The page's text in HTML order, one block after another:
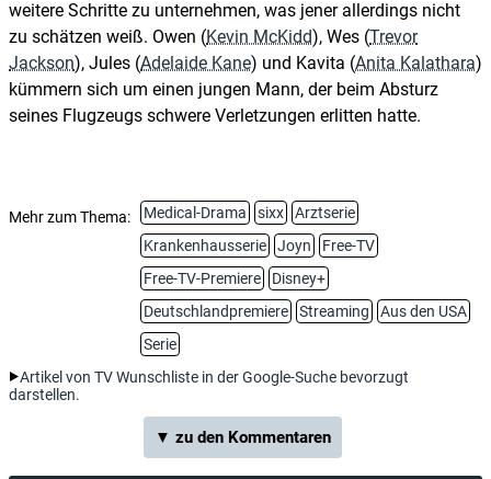
weitere Schritte zu unternehmen, was jener allerdings nicht
zu schätzen weiß. Owen (Kevin McKidd), Wes (Trevor
Jackson), Jules (Adelaide Kane) und Kavita (Anita Kalathara)
kümmern sich um einen jungen Mann, der beim Absturz
seines Flugzeugs schwere Verletzungen erlitten hatte.
Mehr zum Thema: Medical-Drama sixx
Arztserie
Krankenhausserie
Joyn
Free-TV
Free-TV-Premiere
Disney+
Deutschlandpremiere
Streaming
Aus den USA
Serie
Artikel von TV Wunschliste in der Google-Suche bevorzugt
darstellen.
▼ zu den Kommentaren